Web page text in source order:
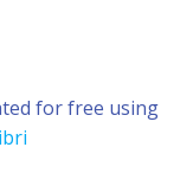
for free using